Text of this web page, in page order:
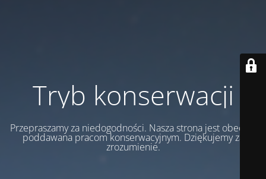
Tryb konserwacji
Przepraszamy za niedogodności. Nasza strona jest obecnie
poddawana pracom konserwacyjnym. Dziękujemy za
zrozumienie.